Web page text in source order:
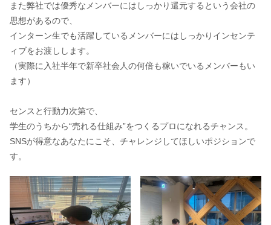
また弊社では優秀なメンバーにはしっかり還元するという会社の
思想があるので、
インターン生でも活躍しているメンバーにはしっかりインセンテ
ィブをお渡しします。
（実際に入社半年で新卒社会人の何倍も稼いでいるメンバーもい
ます）
センスと行動力次第で、
学生のうちから“売れる仕組み”をつくるプロになれるチャンス。
SNSが得意なあなたにこそ、チャレンジしてほしいポジションで
す。